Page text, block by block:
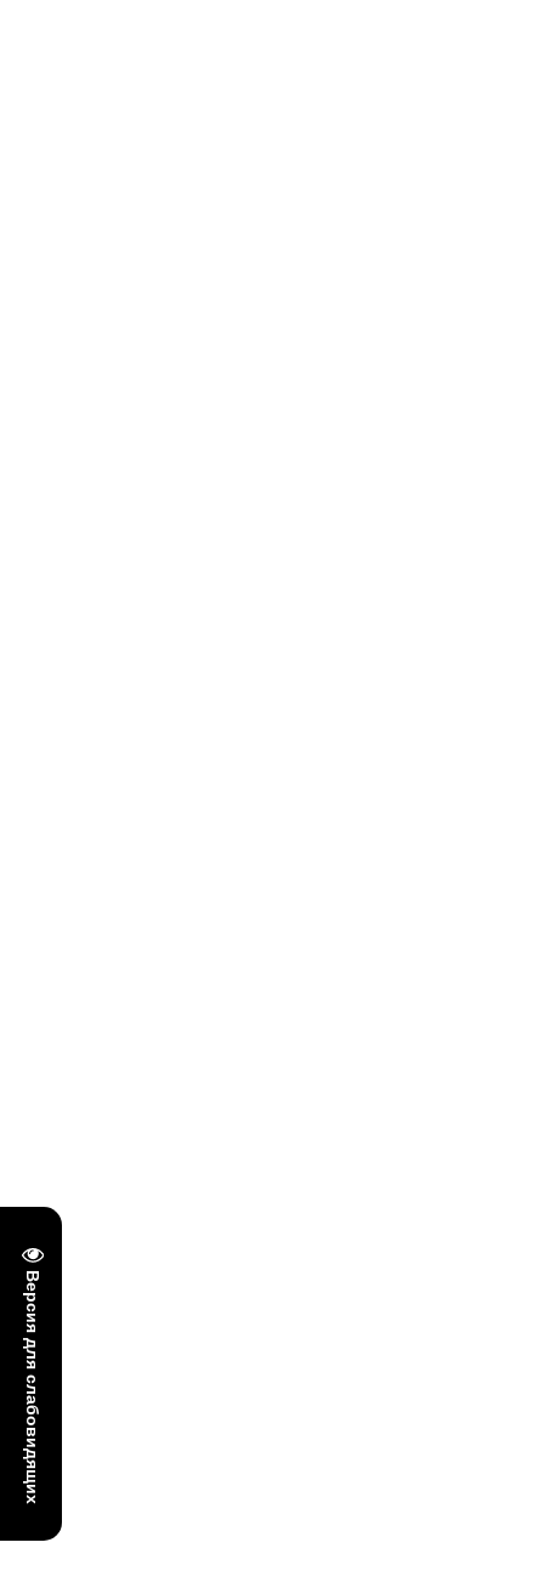
Версия для слабовидящих